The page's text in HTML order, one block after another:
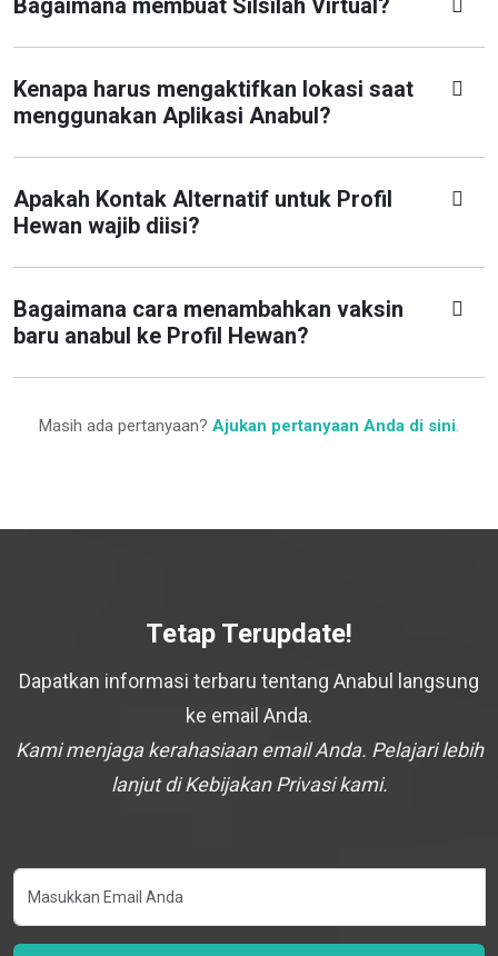
Bagaimana membuat Silsilah Virtual?
Kenapa harus mengaktifkan lokasi saat
menggunakan Aplikasi Anabul?
Apakah Kontak Alternatif untuk Profil
Hewan wajib diisi?
Bagaimana cara menambahkan vaksin
baru anabul ke Profil Hewan?
Masih ada pertanyaan? Ajukan pertanyaan Anda di sini.
Tetap Terupdate!
Dapatkan informasi terbaru tentang Anabul langsung
ke email Anda.
Kami menjaga kerahasiaan email Anda. Pelajari lebih
lanjut di Kebijakan Privasi kami.